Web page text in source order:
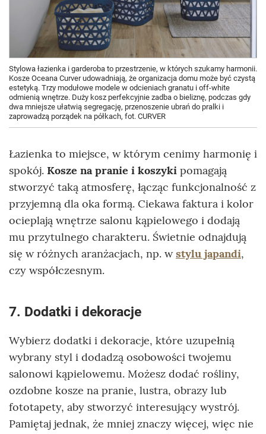
Stylowa łazienka i garderoba to przestrzenie, w których szukamy harmonii.
Kosze Oceana Curver udowadniają, że organizacja domu może być czystą
estetyką. Trzy modułowe modele w odcieniach granatu i off-white
odmienią wnętrze. Duży kosz perfekcyjnie zadba o bieliznę, podczas gdy
dwa mniejsze ułatwią segregację, przenoszenie ubrań do pralki i
zaprowadzą porządek na półkach, fot. CURVER
Łazienka to miejsce, w którym cenimy harmonię i
spokój. Kosze na pranie i koszyki pomagają
stworzyć taką atmosferę, łącząc funkcjonalność z
przyjemną dla oka formą. Ciekawa faktura i kolor
ocieplają wnętrze salonu kąpielowego i dodają
mu przytulnego charakteru. Świetnie odnajdują
się w różnych aranżacjach, np. wstylu japandi,
czy współczesnym.
7. Dodatki i dekoracje
Wybierz dodatki i dekoracje, które uzupełnią
wybrany styl i dodadzą osobowości twojemu
salonowi kąpielowemu. Możesz dodać rośliny,
ozdobne kosze na pranie, lustra, obrazy lub
fototapety, aby stworzyć interesujący wystrój.
Pamiętaj jednak, że mniej znaczy więcej, więc nie